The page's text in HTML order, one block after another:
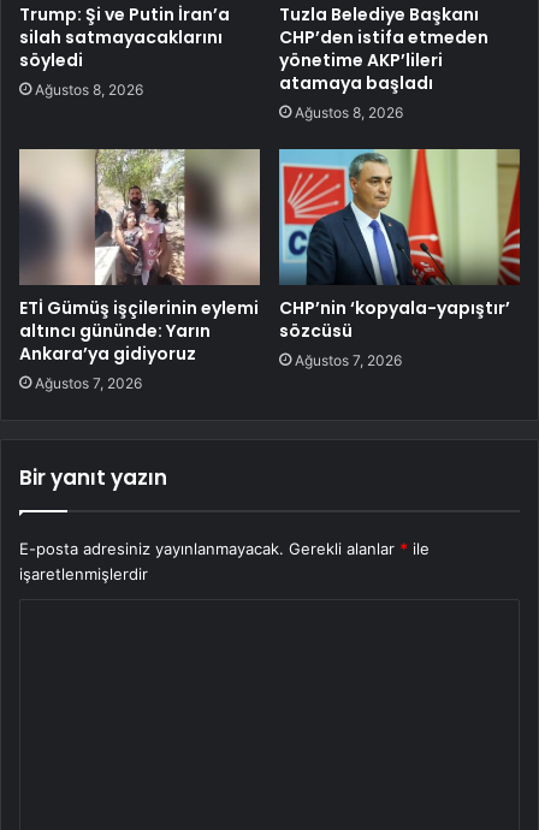
Trump: Şi ve Putin İran’a
silah satmayacaklarını
söyledi
Ağustos 8, 2026
Tuzla Belediye Başkanı
CHP’den istifa etmeden
yönetime AKP’lileri
atamaya başladı
Ağustos 8, 2026
ETİ Gümüş işçilerinin eylemi
altıncı gününde: Yarın
Ankara’ya gidiyoruz
Ağustos 7, 2026
CHP’nin ‘kopyala-yapıştır’
sözcüsü
Ağustos 7, 2026
Bir yanıt yazın
E-posta adresiniz yayınlanmayacak. Gerekli alanlar * ile
işaretlenmişlerdir